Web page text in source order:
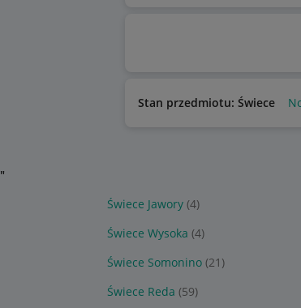
Stan przedmiotu: Świece
Świece Jawory (4)
Świece Wysoka (4)
Świece Somonino (21)
Świece Reda (59)